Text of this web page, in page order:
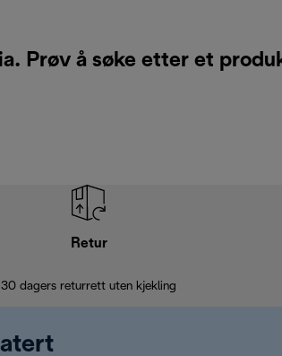
Prøv å søke etter et
Retur
30 dagers returrett uten kjekling